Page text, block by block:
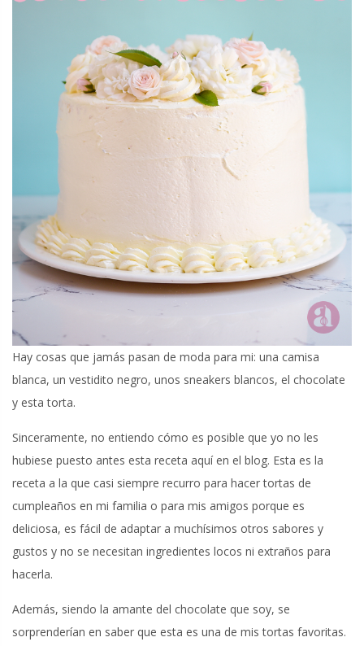
Hay cosas que jamás pasan de moda para mi: una camisa
blanca, un vestidito negro, unos sneakers blancos, el chocolate
y esta torta.
Sinceramente, no entiendo cómo es posible que yo no les
hubiese puesto antes esta receta aquí en el blog. Esta es la
receta a la que casi siempre recurro para hacer tortas de
cumpleaños en mi familia o para mis amigos porque es
deliciosa, es fácil de adaptar a muchísimos otros sabores y
gustos y no se necesitan ingredientes locos ni extraños para
hacerla.
Además, siendo la amante del chocolate que soy, se
sorprenderían en saber que esta es una de mis tortas favoritas.